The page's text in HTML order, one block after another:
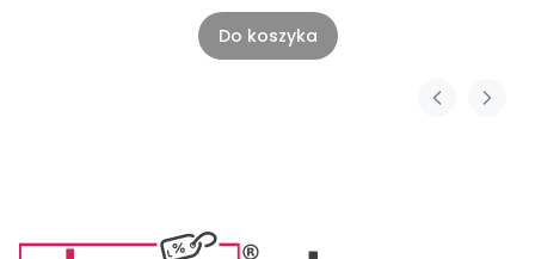
Do koszyka